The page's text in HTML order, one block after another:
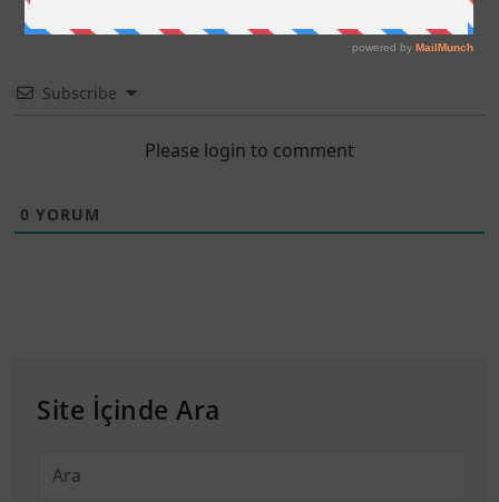
Subscribe
Please login to comment
0 YORUM
Site İçinde Ara